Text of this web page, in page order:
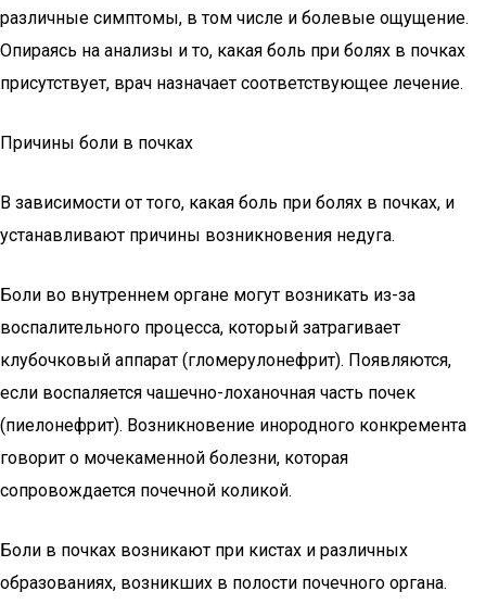
различные симптомы, в том числе и болевые ощущение.
Опираясь на анализы и то, какая боль при болях в почках
присутствует, врач назначает соответствующее лечение.
Причины боли в почках
В зависимости от того, какая боль при болях в почках, и
устанавливают причины возникновения недуга.
Боли во внутреннем органе могут возникать из-за
воспалительного процесса, который затрагивает
клубочковый аппарат (гломерулонефрит). Появляются,
если воспаляется чашечно-лоханочная часть почек
(пиелонефрит). Возникновение инородного конкремента
говорит о мочекаменной болезни, которая
сопровождается почечной коликой.
Боли в почках возникают при кистах и различных
образованиях, возникших в полости почечного органа.